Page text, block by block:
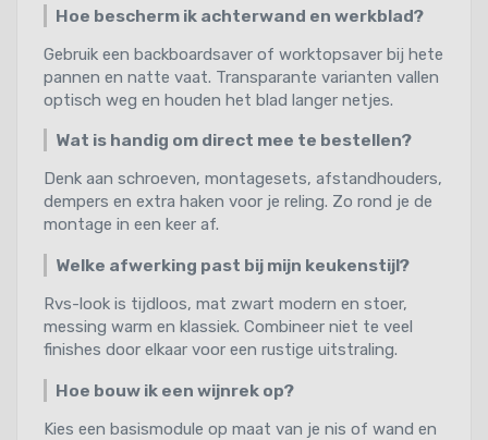
Hoe bescherm ik achterwand en werkblad?
Gebruik een backboardsaver of worktopsaver bij hete
pannen en natte vaat. Transparante varianten vallen
optisch weg en houden het blad langer netjes.
Wat is handig om direct mee te bestellen?
Denk aan schroeven, montagesets, afstandhouders,
dempers en extra haken voor je reling. Zo rond je de
montage in een keer af.
Welke afwerking past bij mijn keukenstijl?
Rvs-look is tijdloos, mat zwart modern en stoer,
messing warm en klassiek. Combineer niet te veel
finishes door elkaar voor een rustige uitstraling.
Hoe bouw ik een wijnrek op?
Kies een basismodule op maat van je nis of wand en